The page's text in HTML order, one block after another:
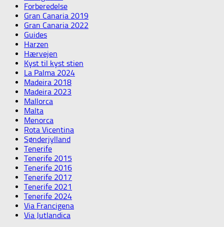
Forberedelse
Gran Canaria 2019
Gran Canaria 2022
Guides
Harzen
Hærvejen
Kyst til kyst stien
La Palma 2024
Madeira 2018
Madeira 2023
Mallorca
Malta
Menorca
Rota Vicentina
Sønderjylland
Tenerife
Tenerife 2015
Tenerife 2016
Tenerife 2017
Tenerife 2021
Tenerife 2024
Via Francigena
Via Jutlandica